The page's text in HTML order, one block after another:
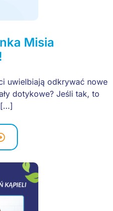
Misia
uwielbiają odkrywać nowe
dotykowe? Jeśli tak, to
[…]